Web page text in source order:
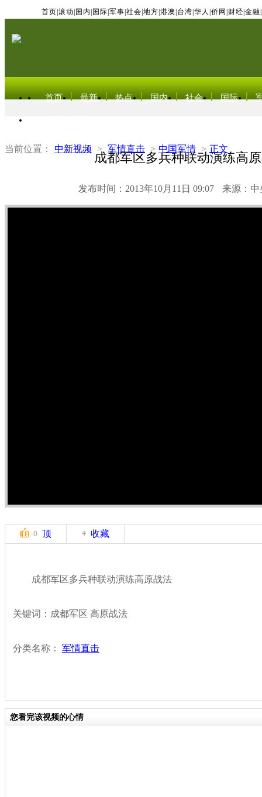
首页 滚动 国内 国际 军事 社会 地方 港澳 台湾 华人 侨网 财经 金融
首页 最新 热点 国内 社会 国际
当前位置： 中新视频 > 军情直击 > 中国军情 > 正文
成都军区多兵种联动演练高
发布时间：2013年10月11日 09:07 来源：中
0 顶 收藏
成都军区多兵种联动演练高原战法
关键词：成都军区 高原战法
分类名称： 军情直击
您看完该视频的心情